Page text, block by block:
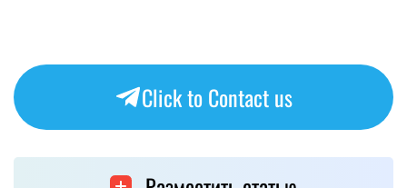
Click to Contact us